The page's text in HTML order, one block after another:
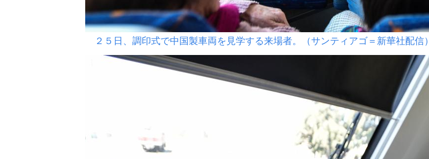
２５日、調印式で中国製車両を見学する来場者。（サンティアゴ＝新華社配信）